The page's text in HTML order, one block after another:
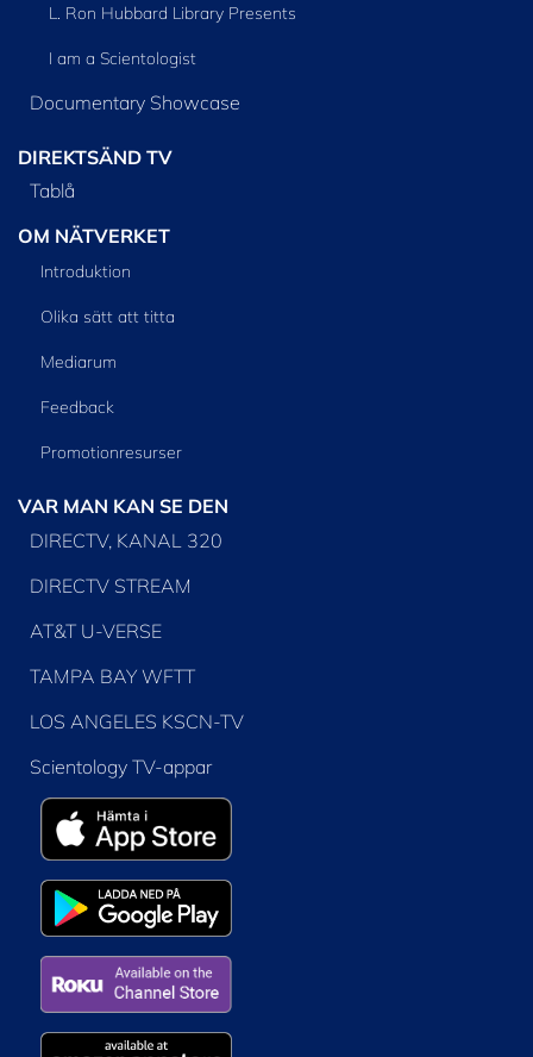
L. Ron Hubbard Library Presents
I am a Scientologist
Documentary Showcase
DIREKTSÄND TV
Tablå
OM NÄTVERKET
Introduktion
Olika sätt att titta
Mediarum
Feedback
Promotionresurser
VAR MAN KAN SE DEN
DIRECTV, KANAL 320
DIRECTV STREAM
AT&T U-VERSE
TAMPA BAY WFTT
LOS ANGELES KSCN-TV
Scientology TV-appar